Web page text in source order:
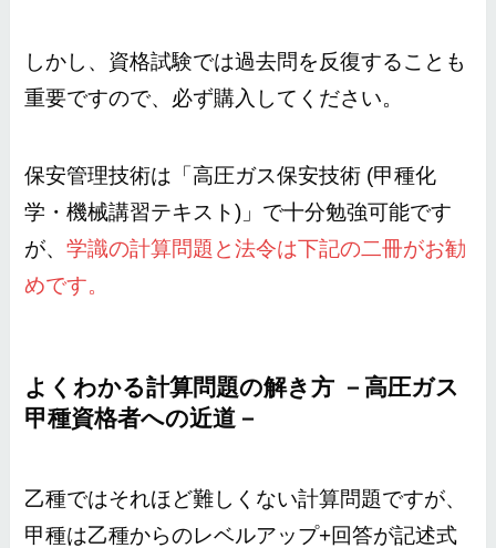
しかし、資格試験では過去問を反復することも
重要ですので、必ず購入してください。
保安管理技術は「高圧ガス保安技術 (甲種化
学・機械講習テキスト)」で十分勉強可能です
が、学識の計算問題と法令は下記の二冊がお勧
めです。
よくわかる計算問題の解き方 －高圧ガス
甲種資格者への近道－
乙種ではそれほど難しくない計算問題ですが、
甲種は乙種からのレベルアップ+回答が記述式